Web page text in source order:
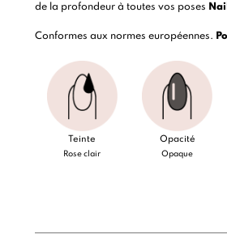
de la profondeur à toutes vos poses
Conformes aux normes européennes.
Teinte
Rose clair
Opacité
Opaque